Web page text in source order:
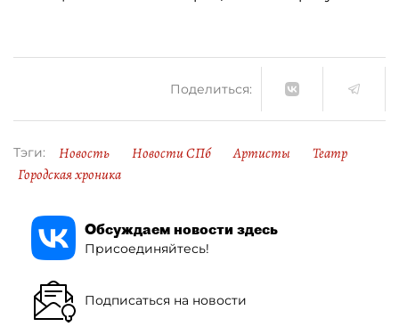
Поделиться:
Тэги: Новость Новости СПб Артисты
Театр
Городская хроника
Обсуждаем новости здесь
Присоединяйтесь!
Подписаться на новости